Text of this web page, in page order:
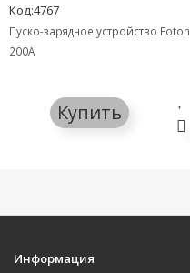
Код:4767
Пуско-зарядное устройство Foton
200А
Купить
Информация